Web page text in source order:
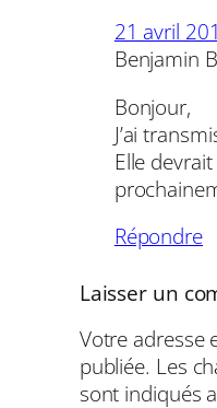
21 avril
Benjamin
Bonjour,
J’ai
Elle
Répondre
Laisser un
Votre adresse
publiée. Les
sont indiqués